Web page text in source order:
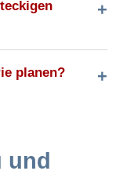
planen?
und